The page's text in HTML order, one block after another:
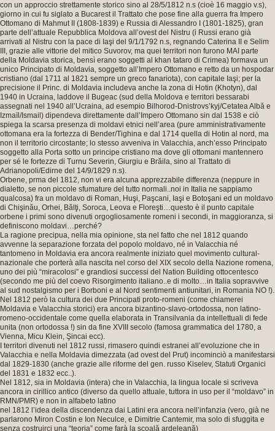
con un approccio strettamente storico sino al 28/5/1812 n.s (cioè 16 maggio v.s),
giorno in cui fu siglato a Bucarest il Trattato che pose fine alla guerra fra Impero
Ottomano di Mahmut II (1808-1839) e Russia di Alessandro I (1801-1825), gran
parte dell’attuale Repubblica Moldova all’ovest del Nistru (i Russi erano già
arrivati al Nistru con la pace di Iaşi del 9/1/1792 n.s, regnando Caterina II e Selim
III, grazie alle vittorie del mitico Suvorov, ma quei territori non furono MAI parte
della Moldavia storica, bensì erano soggetti al khan tataro di Crimea) formava un
unico Principato di Moldavia, soggetto all’Impero Ottomano e retto da un hospodar
cristiano (dal 1711 al 1821 sempre un greco fanariota), con capitale Iaşi; per la
precisione il Princ. di Moldavia includeva anche la zona di Hotin (Khotyn), dal
1940 in Ucraina, laddove il Bugeac (sud della Moldova e territori bessarabi
assegnati nel 1940 all’Ucraina, ad esempio Bilhorod-Dnistrovs’kyj/Cetatea Albă e
Izmaïl/Ismail) dipendeva direttamente dall’Impero Ottomano sin dal 1538 e ciò
spiega la scarsa presenza di moldavi etnici nell’area (pure amministrativamente
ottomana era la fortezza di Bender/Tighina e dal 1714 quella di Hotin al nord, ma
non il territorio circostante; lo stesso avveniva in Valacchia, anch’esso Principato
soggetto alla Porta sotto un principe cristiano ma dove gli ottomani mantennero
per sé le fortezze di Turnu Severin, Giurgiu e Brăila, sino al Trattato di
Adrianopoli/Edirne del 14/9/1829 n.s).
Orbene, prma del 1812, non vi era alcuna apprezzabile differenza (neppure in
dialetto, se non piccole sfumature del tutto normali..noi in Italia ne sappiamo
qualcosa) fra un moldavo di Roman, Huşi, Paşcani, Iaşi e Botoşani ed un moldavo
di Chişinău, Orhei, Bălţi, Soroca, Leova e Floreşti…questo è il punto capitale
orbene i primi sono divenuti orgogliosamente romeni i secondi, in maggioranza, si
definiscono moldavi…perché?
La ragione precipua, nella mia opinione, sta nel fatto che nel 1812 quando
avvenne la separazione forzata del popolo moldavo, né in Valacchia né
tantomeno in Moldavia era ancora realmente iniziato quel movimento cultural-
nazionale che porterà alla nascita nel corso del XIX secolo della Nazione romena,
uno dei più “miracolosi” e grandiosi successi del Nation Building ottocentesco
(secondo me più del coevo Risorgimento italiano..e di molto…in Italia sopravvive
al sud nostalgismo per i Borboni e al Nord sentimenti antiunitari, in Romania NO !).
Nel 1812 però la cultura dei due Principati proto-romeni (come chiamerei
Moldavia e Valacchia storici) era ancora bizantino-slavo-ortodossa, non latino-
romeno-occidentale come quella elaborata in Transilvania da intellettuali di fede
unita (non ortodossa !) sin da fine XVIII secolo (famosa grammatica del 1780, a
Vienna, Micu Klein, Şincai ecc).
I territori divenuti nel 1812 russi, rimasero quindi estranei all’evoluzione che in
Valacchia e nella Moldavia dimezzata (ad ovest del Prut) incominciò a manifestarsi
dal 1829-1830 (anche grazie alle riforme del gen. russo Kiselev, Statuti Organici
del 1831 e 1832 ecc..).
Nel 1812, sia in Moldavia (intera) che in Valacchia, la lingua locale si scriveva
ancora in cirillico antico (diverso da quello attuale, tuttora in uso per il “moldavo” in
RMN/PMR) e non in alfabeto latino
nel 1812 l’idea della discendenza dai Latini era ancora nell’infanzia (vero, già ne
parlarono Miron Costin e Ion Neculce, e Dimitrie Cantemir, ma solo di sfuggita e
senza costruirci una “teoria” come farà la şcoală ardeleană)